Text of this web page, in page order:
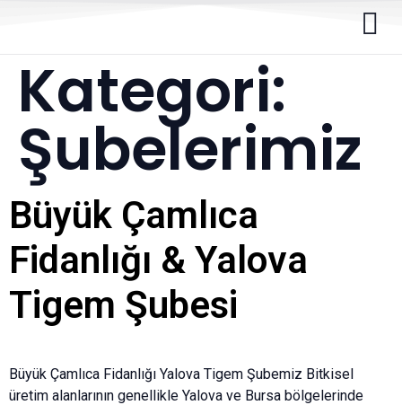
Kategori:
Şubelerimiz
Büyük Çamlıca
Fidanlığı & Yalova
Tigem Şubesi
Büyük Çamlıca Fidanlığı Yalova Tigem Şubemiz Bitkisel
üretim alanlarının genellikle Yalova ve Bursa bölgelerinde